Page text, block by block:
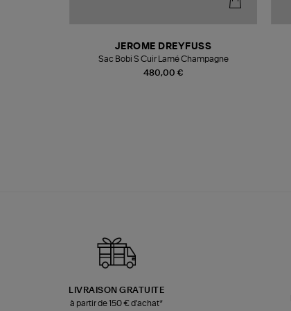
480,00 €
JEROME DREYFUSS
Sac Bobi S Cuir Lamé Champagne
LIVRAISON GRATUITE
à partir de 150 € d'achat*